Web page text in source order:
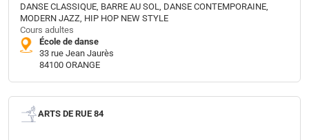
DANSE CLASSIQUE, BARRE AU SOL, DANSE CONTEMPORAINE,
MODERN JAZZ, HIP HOP NEW STYLE
Cours adultes
École de danse
33 rue Jean Jaurès
84100 ORANGE
ARTS DE RUE 84